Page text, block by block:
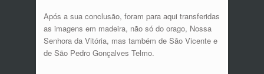
Após a sua conclusão, foram para aqui transferidas
as imagens em madeira, não só do orago, Nossa
Senhora da Vitória, mas também de São Vicente e
de São Pedro Gonçalves Telmo.